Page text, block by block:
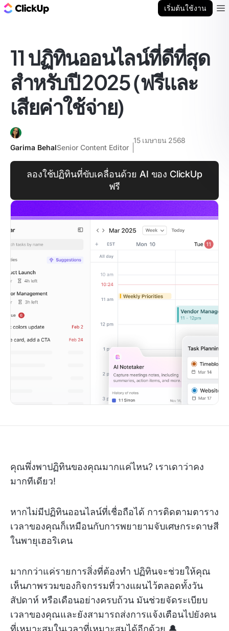
เริ่มต้นใช้งาน
11 ปฏิทินออนไลน์ที่ดีที่สุด
สำหรับปี 2025 (ฟรีและ
เสียค่าใช้จ่าย)
Garima BehalSenior Content Editor
15 เมษายน 2568
ลองใช้ปฏิทินที่ขับเคลื่อนด้วย AI ของ ClickUp
ฟรี
คุณพึ่งพาปฏิทินของคุณมากแค่ไหน? เราเดาว่าคง
มากทีเดียว!
หากไม่มีปฏิทินออนไลน์ที่เชื่อถือได้ การติดตามตาราง
เวลาของคุณก็เหมือนกับการพยายามจับเศษกระดาษสี
ในพายุเฮอริเคน
มากกว่าแค่รายการสิ่งที่ต้องทำ ปฏิทินจะช่วยให้คุณ
เห็นภาพรวมของกิจกรรมที่วางแผนไว้ตลอดทั้งวัน
สัปดาห์ หรือเดือนอย่างครบถ้วน มันช่วยจัดระเบียบ
เวลาของคุณและยังสามารถส่งการแจ้งเตือนไปยังคน
ที่เหมาะสมในเวลาที่เหมาะสมได้อีกด้วย 🔔